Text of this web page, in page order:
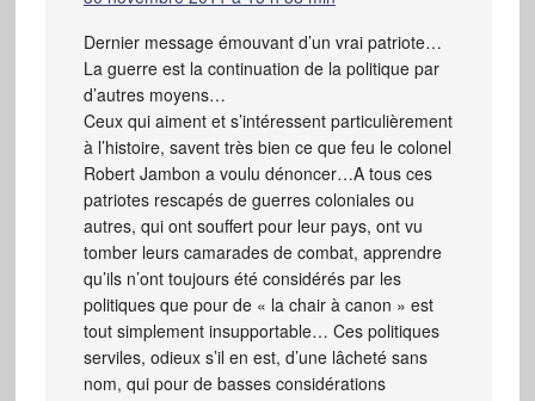
Dernier message émouvant d’un vrai patriote…
La guerre est la continuation de la politique par
d’autres moyens…
Ceux qui aiment et s’intéressent particulièrement
à l’histoire, savent très bien ce que feu le colonel
Robert Jambon a voulu dénoncer…A tous ces
patriotes rescapés de guerres coloniales ou
autres, qui ont souffert pour leur pays, ont vu
tomber leurs camarades de combat, apprendre
qu’ils n’ont toujours été considérés par les
politiques que pour de « la chair à canon » est
tout simplement insupportable… Ces politiques
serviles, odieux s’il en est, d’une lâcheté sans
nom, qui pour de basses considérations